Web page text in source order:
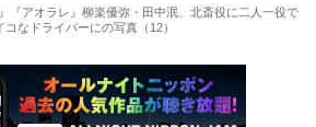
』『アオラレ』柳楽優弥・田中泯、北斎役に二人一役で
なドライバーにの写真（12）